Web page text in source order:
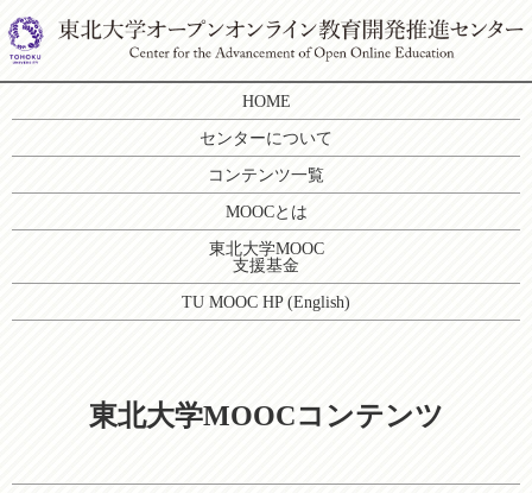
HOME
センターについて
コンテンツ一覧
MOOCとは
東北大学MOOC
支援基金
TU MOOC HP (English)
東北大学MOOCコンテンツ